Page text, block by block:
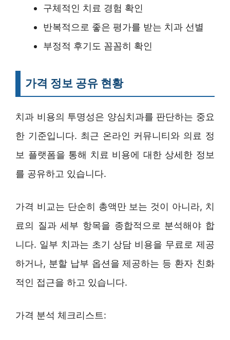
구체적인 치료 경험 확인
반복적으로 좋은 평가를 받는 치과 선별
부정적 후기도 꼼꼼히 확인
가격 정보 공유 현황
치과 비용의 투명성은 양심치과를 판단하는 중요
한 기준입니다. 최근 온라인 커뮤니티와 의료 정
보 플랫폼을 통해 치료 비용에 대한 상세한 정보
를 공유하고 있습니다.
가격 비교는 단순히 총액만 보는 것이 아니라, 치
료의 질과 세부 항목을 종합적으로 분석해야 합
니다. 일부 치과는 초기 상담 비용을 무료로 제공
하거나, 분할 납부 옵션을 제공하는 등 환자 친화
적인 접근을 하고 있습니다.
가격 분석 체크리스트: